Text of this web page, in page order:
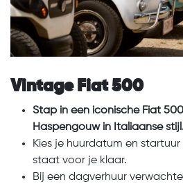
Vintage Fiat 500
Stap in een iconische Fiat
Haspengouw in Italiaanse
Kies je huurdatum en
staat voor je klaar.
Bij een dagverhuur